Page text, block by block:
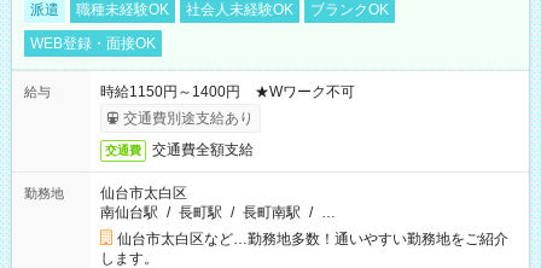
派遣 職種未経験OK 社会人未経験OK
ブランクOK
WEB登録・面接OK
給与
時給1150円～1400円 ★Wワーク不可
交通費別途支給あり
交通費 交通費全額支給
勤務地
仙台市太白区
南仙台駅 / 長町駅 / 長町南駅 / …
仙台市太白区など…勤務地多数！通いやすい勤務地をご紹介
します。